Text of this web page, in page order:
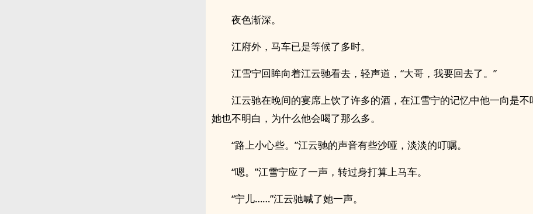
夜色渐深。
江府外，马车已是等候了多时。
江雪宁回眸向着江云驰看去，轻声道，“大哥，我要回去了。”
江云驰在晚间的宴席上饮了许多的酒，在江雪宁的记忆中他一向是不
她也不明白，为什么他会喝了那么多。
“路上小心些。”江云驰的声音有些沙哑，淡淡的叮嘱。
“嗯。”江雪宁应了一声，转过身打算上马车。
“宁儿……”江云驰喊了她一声。